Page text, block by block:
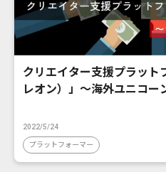
クリエイター支援プラッ
レオン）」〜海外ユニコー
2022/5/24
プラットフォーマー